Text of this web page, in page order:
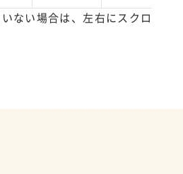
ない場合は、左右にスクロ